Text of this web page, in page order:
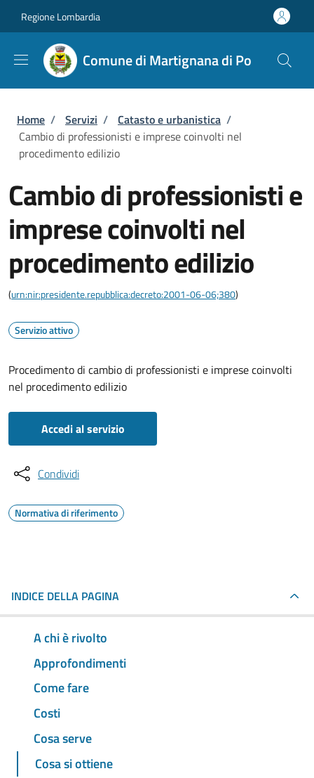
Regione Lombardia
Comune di Martignana di Po
Briciole di pane
Home / Servizi / Catasto e urbanistica /
Cambio di professionisti e imprese coinvolti nel
procedimento edilizio
Cambio di professionisti e
imprese coinvolti nel
procedimento edilizio
(urn:nir:presidente.repubblica:decreto:2001-06-06;380)
Servizio attivo
Procedimento di cambio di professionisti e imprese coinvolti
nel procedimento edilizio
Accedi al servizio
Condividi
Normativa di riferimento
INDICE DELLA PAGINA
A chi è rivolto
Approfondimenti
Come fare
Costi
Cosa serve
Cosa si ottiene